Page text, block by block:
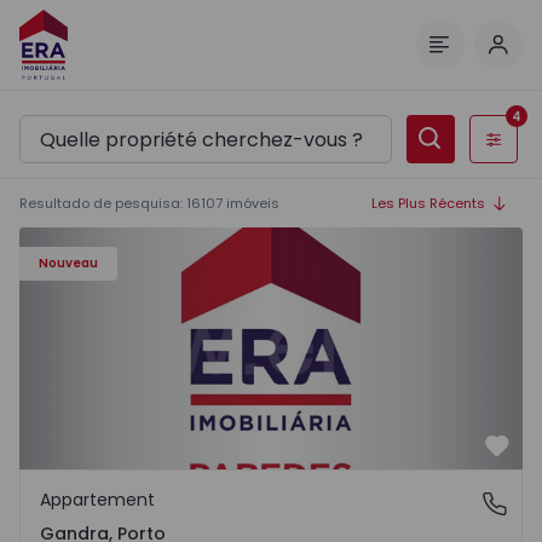
Filtres
4
Resultado de pesquisa: 16107 imóveis Les Plus Récents
Nouveau
Appartement T0 Paredes, Gandra - 1575265 - 1
Gandra, Porto
Appartement
Gandra, Porto